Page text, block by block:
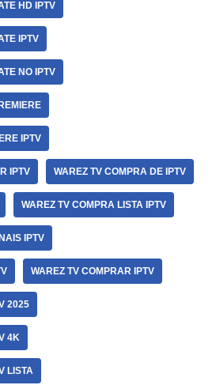
HD IPTV
IPTV
NO IPTV
IPTV
IPTV WAREZ TV COMPRA DE IPTV
WAREZ TV COMPRA LISTA IPTV
IPTV
WAREZ TV COMPRAR IPTV
2025
4K
LISTA